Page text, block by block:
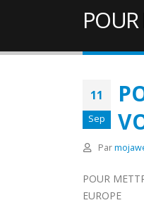
POUR
11
Sep
Par
POUR
EUROPE